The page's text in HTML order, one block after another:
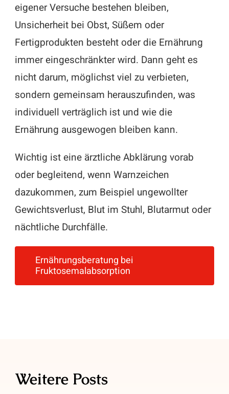
eigener Versuche bestehen bleiben,
Unsicherheit bei Obst, Süßem oder
Fertigprodukten besteht oder die Ernährung
immer eingeschränkter wird. Dann geht es
nicht darum, möglichst viel zu verbieten,
sondern gemeinsam herauszufinden, was
individuell verträglich ist und wie die
Ernährung ausgewogen bleiben kann.
Wichtig ist eine ärztliche Abklärung vorab
oder begleitend, wenn Warnzeichen
dazukommen, zum Beispiel ungewollter
Gewichtsverlust, Blut im Stuhl, Blutarmut oder
nächtliche Durchfälle.
Ernährungsberatung bei
Fruktosemalabsorption
Weitere Posts